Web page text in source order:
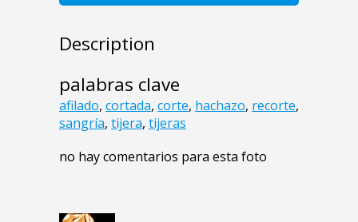
Description
palabras clave
afilado, cortada, corte, hachazo, recorte,
sangría, tijera, tijeras
no hay comentarios para esta foto